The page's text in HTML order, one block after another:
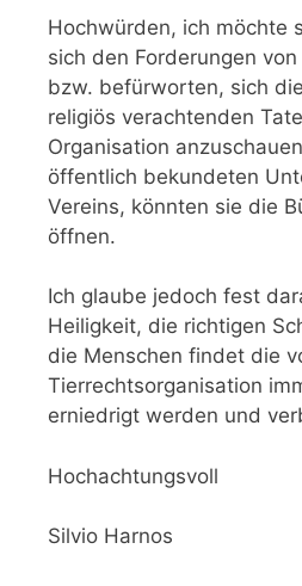
Hochwürden, ich möchte
sich den Forderungen
bzw. befürworten, sich
religiös verachtenden
Organisation
öffentlich bekundeten
Vereins, könnten sie die
öffnen.
Ich glaube jedoch fest
Heiligkeit, die richtigen
die Menschen findet die
Tierrechtsorganisation
erniedrigt werden und
Hochachtungsvoll
Silvio Harnos